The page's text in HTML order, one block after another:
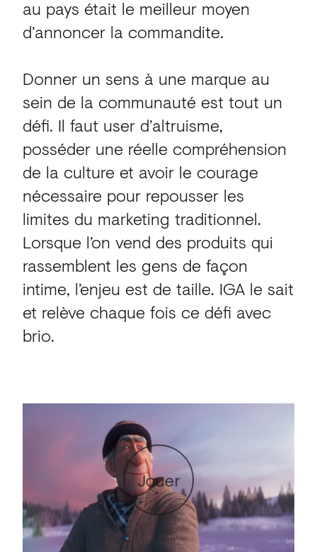
au pays était le meilleur moyen
d’annoncer la commandite.
Donner un sens à une marque au
sein de la communauté est tout un
défi. Il faut user d’altruisme,
posséder une réelle compréhension
de la culture et avoir le courage
nécessaire pour repousser les
limites du marketing traditionnel.
Lorsque l’on vend des produits qui
rassemblent les gens de façon
intime, l’enjeu est de taille. IGA le sait
et relève chaque fois ce défi avec
brio.
Jouer